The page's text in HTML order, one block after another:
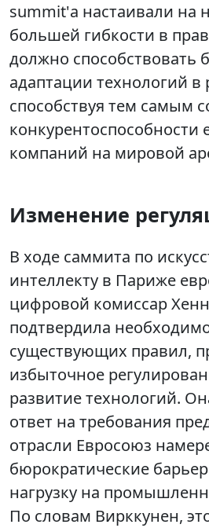
summit'а настаивали на
большей гибкости в
должно способствовать
адаптации технологий в
способствуя тем самым
конкурентоспособности
компаний на мировой
Изменение
В ходе саммита по
интеллекту в Париже
цифровой комиссар
подтвердила
существующих правил,
избыточное
развитие технологий.
ответ на требования
отрасли Евросоюз
бюрократические
нагрузку на
По словам Вирккунен,